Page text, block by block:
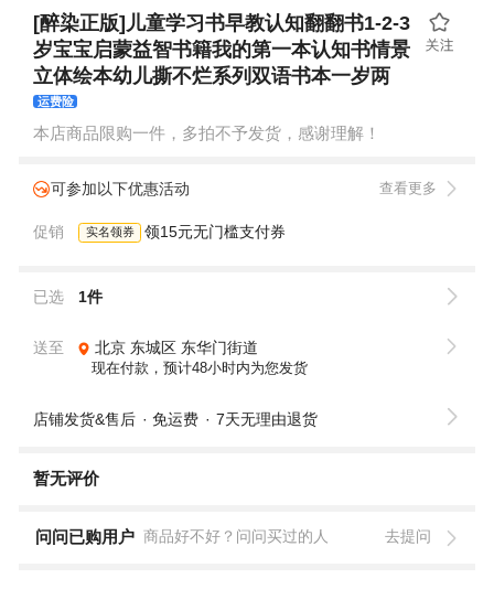
[醉染正版]儿童学习书早教认知翻翻书1-2-3
岁宝宝启蒙益智书籍我的第一本认知书情景
立体绘本幼儿撕不烂系列双语书本一岁两
运费险
本店商品限购一件，多拍不予发货，感谢理解！
可参加以下优惠活动 查看更多
促销 实名领券 领15元无门槛支付券
已选 1件
送至 北京 东城区 东华门街道
现在付款，预计48小时内为您发货
店铺发货&售后 免运费 7天无理由退货
暂无评价
问问已购用户 商品好不好？问问买过的人 去提问